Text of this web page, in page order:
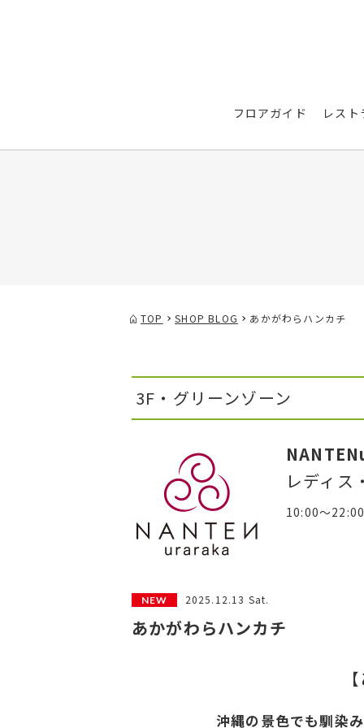
フロアガイド レスト
TOP SHOP BLOG あかがわらハンカチ
3F・グリーンゾーン
レディス
10:00～22:00
2025.12.13 Sat.
あかがわらハンカチ
【
沖縄の景色でも馴染